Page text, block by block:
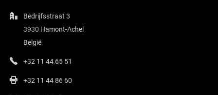
Bedrijfsstraat 3
3930 Hamont-Achel
België
+32 11 44 65 51
+32 11 44 86 60